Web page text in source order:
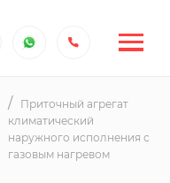
Приточный агрегат
климатический
наружного исполнения с
газовым нагревом